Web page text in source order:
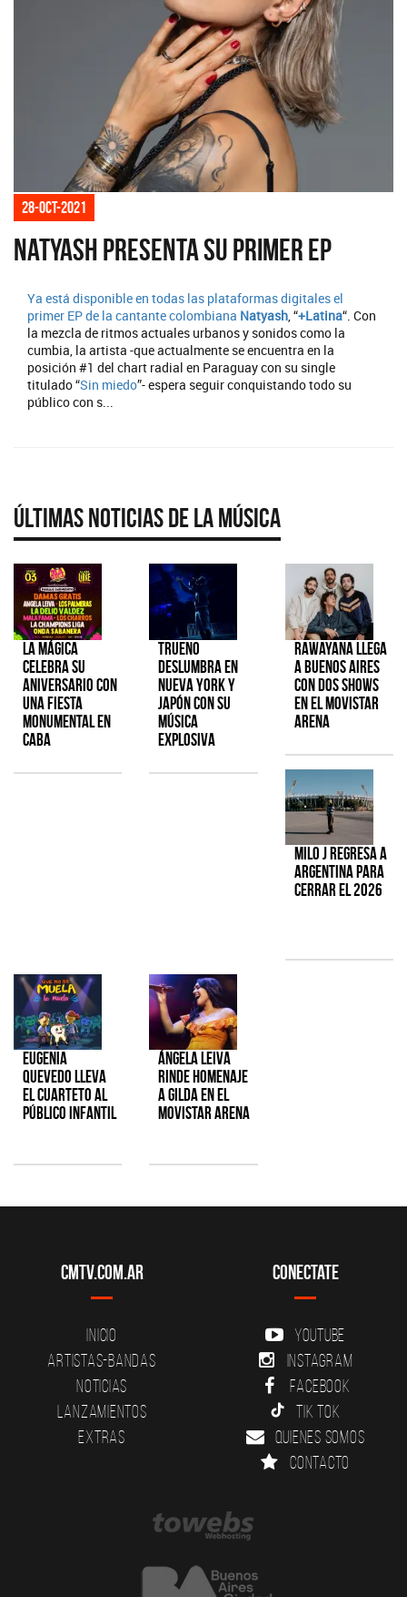
28-oct-2021
Natyash presenta su primer EP
Ya está disponible en todas las plataformas digitales el
primer EP de la cantante colombiana Natyash, “+Latina“. Con
la mezcla de ritmos actuales urbanos y sonidos como la
cumbia, la artista -que actualmente se encuentra en la
posición #1 del chart radial en Paraguay con su single
titulado “Sin miedo”- espera seguir conquistando todo su
público con s...
Últimas Noticias de la Música
La Mágica
celebra su
aniversario con
una fiesta
monumental en
CABA
TRUENO
deslumbra en
Nueva York y
Japón con su
música
explosiva
Rawayana llega
a Buenos Aires
con dos shows
en el Movistar
Arena
Milo J regresa a
Argentina para
cerrar el 2026
Eugenia
Quevedo lleva
el cuarteto al
público infantil
Ángela Leiva
rinde homenaje
a Gilda en el
Movistar Arena
CMTV.com.ar
Inicio
Artistas-Bandas
Noticias
Lanzamientos
Extras
Conectate
YouTube
Instagram
Facebook
Tik Tok
Quienes somos
Contacto